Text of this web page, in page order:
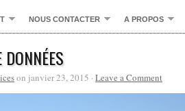
NOUS CONTACTER A PROPOS
DONNÉES
on janvier 23, 2015 · Leave a Comment